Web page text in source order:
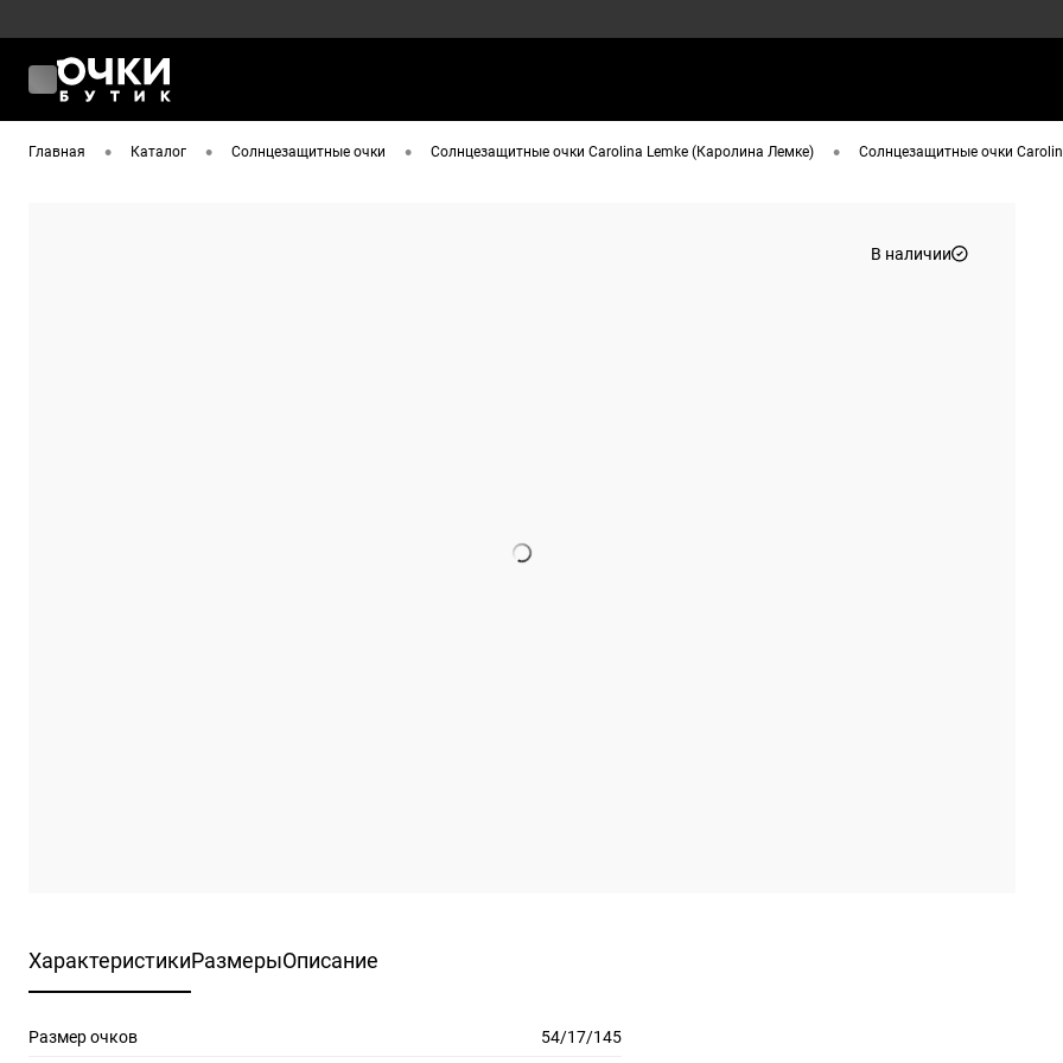
Главная • Каталог • Солнцезащитные очки • Солнцезащитные очки Carolina Lemke (Каролина Лемке) • Солнцезащитные очки
В наличии
ХарактеристикиРазмерыОписание
Размер очков 54/17/145